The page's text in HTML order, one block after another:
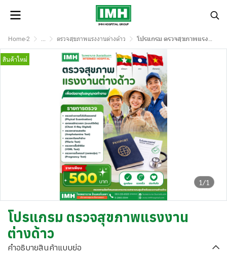
Home-2 ... ตรวจสุขภาพแรงงานต่างด้าว โปรแกรม ตรวจสุขภาพแรงงานต่างด้าว
1/1
สินค้าใหม่
โปรแกรม ตรวจสุขภาพแรงงาน
ต่างด้าว
คำอธิบายสินค้าแบบย่อ